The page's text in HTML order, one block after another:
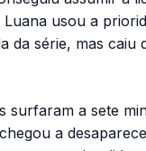
Luana usou a
da série, mas caiu
surfaram a sete
a